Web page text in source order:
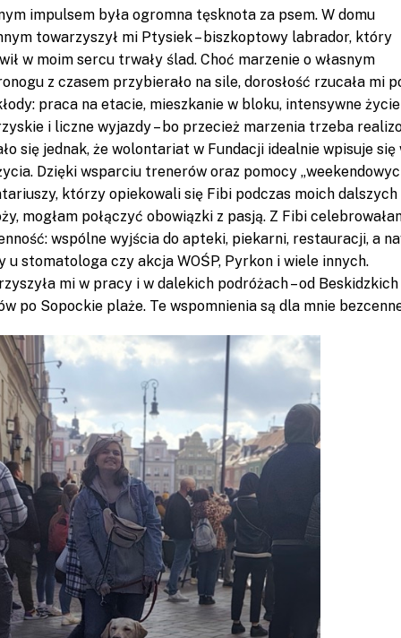
impulsem była ogromna tęsknota za psem. W domu
towarzyszył mi Ptysiek – biszkoptowy labrador, który
w moim sercu trwały ślad. Choć marzenie o własnym
z czasem przybierało na sile, dorosłość rzucała mi
praca na etacie, mieszkanie w bloku, intensywne życie
i liczne wyjazdy – bo przecież marzenia trzeba
się jednak, że wolontariat w Fundacji idealnie wpisuje się
Dzięki wsparciu trenerów oraz pomocy
którzy opiekowali się Fibi podczas moich dalszych
mogłam połączyć obowiązki z pasją. Z Fibi
wspólne wyjścia do apteki, piekarni, restauracji, a
u stomatologa czy akcja WOŚP, Pyrkon i wiele innych.
mi w pracy i w dalekich podróżach – od Beskidzkich
po Sopockie plaże. Te wspomnienia są dla mnie